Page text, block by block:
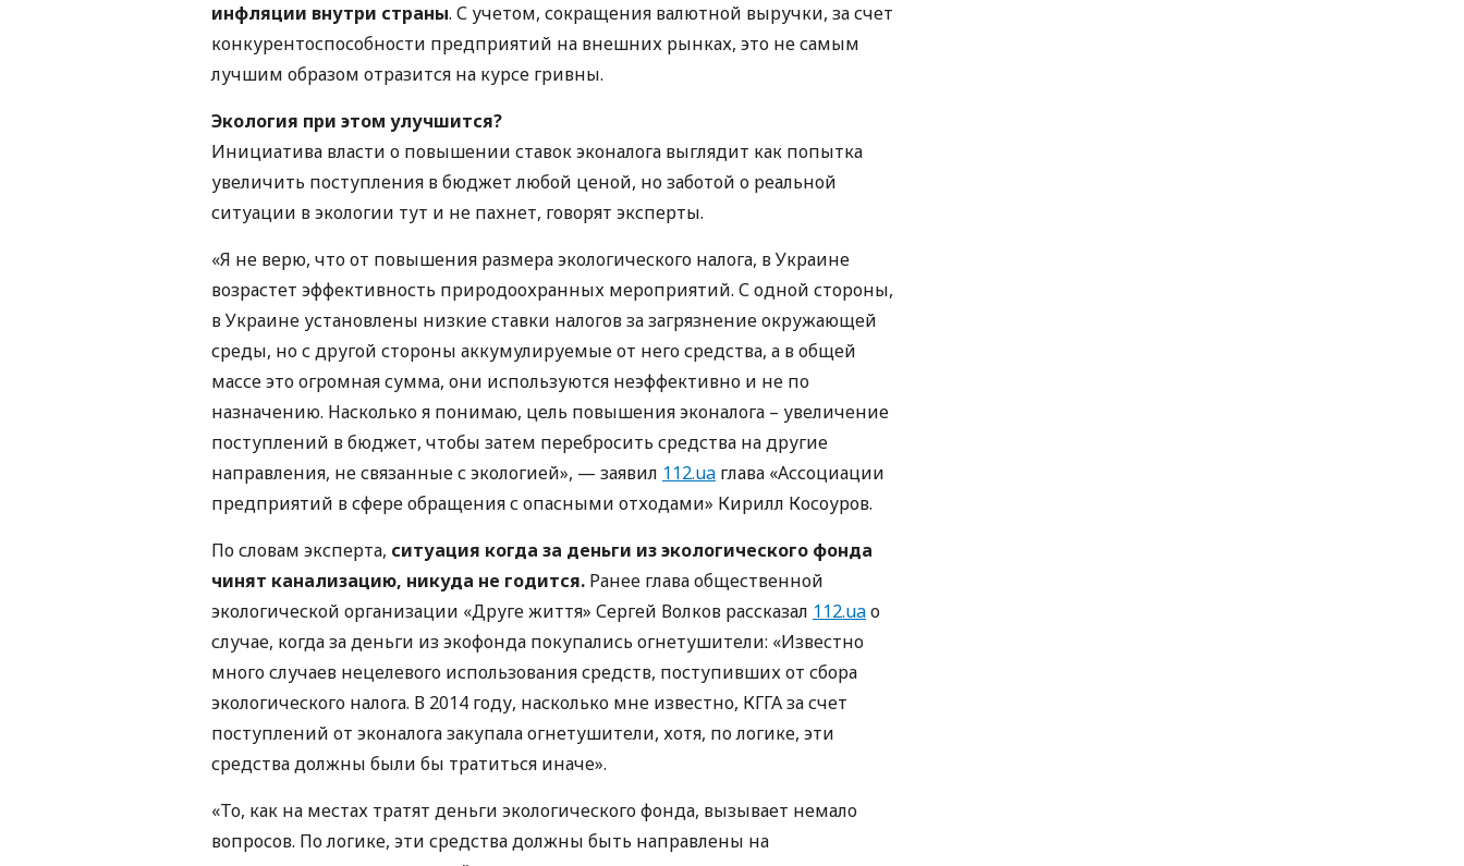
инфляции внутри страны. С учетом, сокращения валютной выручки, за счет
конкурентоспособности предприятий на внешних рынках, это не самым
лучшим образом отразится на курсе гривны.
Экология при этом улучшится?
Инициатива власти о повышении ставок эконалога выглядит как попытка
увеличить поступления в бюджет любой ценой, но заботой о реальной
ситуации в экологии тут и не пахнет, говорят эксперты.
«Я не верю, что от повышения размера экологического налога, в Украине
возрастет эффективность природоохранных мероприятий. С одной стороны,
в Украине установлены низкие ставки налогов за загрязнение окружающей
среды, но с другой стороны аккумулируемые от него средства, а в общей
массе это огромная сумма, они используются неэффективно и не по
назначению. Насколько я понимаю, цель повышения эконалога – увеличение
поступлений в бюджет, чтобы затем перебросить средства на другие
направления, не связанные с экологией», — заявил 112.ua глава «Ассоциации
предприятий в сфере обращения с опасными отходами» Кирилл Косоуров.
По словам эксперта, ситуация когда за деньги из экологического фонда
чинят канализацию, никуда не годится. Ранее глава общественной
экологической организации «Друге життя» Сергей Волков рассказал 112.uaо
случае, когда за деньги из экофонда покупались огнетушители: «Известно
много случаев нецелевого использования средств, поступивших от сбора
экологического налога. В 2014 году, насколько мне известно, КГГА за счет
поступлений от эконалога закупала огнетушители, хотя, по логике, эти
средства должны были бы тратиться иначе».
«То, как на местах тратят деньги экологического фонда, вызывает немало
вопросов. По логике, эти средства должны быть направлены на